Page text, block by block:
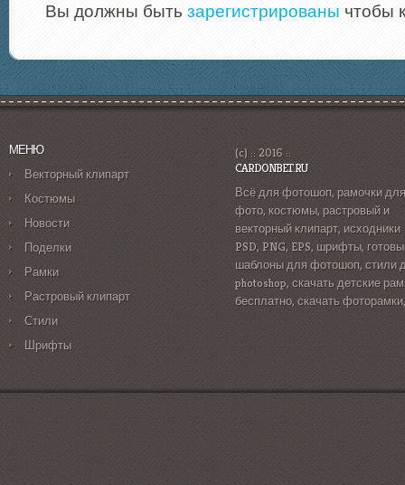
Вы должны быть зарегистрированы чтобы
МЕНЮ
Векторный клипарт
Костюмы
Новости
Поделки
Рамки
Растровый клипарт
Стили
Шрифты
(c) :: 2016 ::
CARDONBET.RU
Всё для фотошоп, рамочки для
фото, костюмы, растровый и
векторный клипарт, исходники
PSD, PNG, EPS, шрифты,
шаблоны для фотошоп, стили
photoshop, скачать детские
бесплатно, скачать фоторамки,